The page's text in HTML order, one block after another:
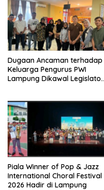
Dugaan Ancaman terhadap
Keluarga Pengurus PWI
Lampung Dikawal Legislator
Piala Winner of Pop & Jazz
International Choral Festival
2026 Hadir di Lampung